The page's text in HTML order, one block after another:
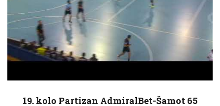
19. kolo Partizan AdmiralBet-Šamot 65